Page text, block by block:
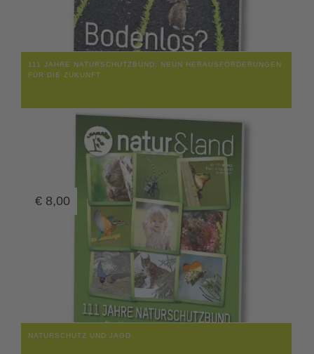
111 JAHRE NATURSCHUTZBUND: NEUN HERAUSFORDERUNGEN
FÜR DIE ZUKUNFT
€ 8,00
NATURSCHUTZ UND JAGD